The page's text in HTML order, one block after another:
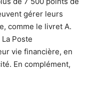
gérer leurs
comme le livret A.
Poste
vie financière, en
En complément,